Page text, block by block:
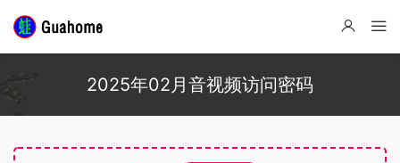
2025年02月音视频访问密码